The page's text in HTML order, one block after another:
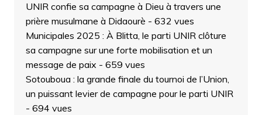
UNIR confie sa campagne à Dieu à travers une
prière musulmane à Didaourè - 632 vues
Municipales 2025 : À Blitta, le parti UNIR clôture
sa campagne sur une forte mobilisation et un
message de paix - 659 vues
Sotouboua : la grande finale du tournoi de l’Union,
un puissant levier de campagne pour le parti UNIR
- 694 vues